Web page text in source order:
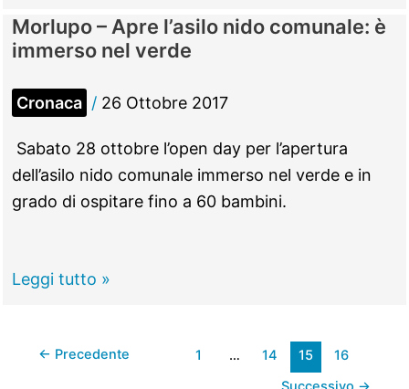
rincorre
una
donna:
terrore
a
Morlupo
Morlupo – Apre l’asilo nido comunale: è
immerso nel verde
Cronaca / 26 Ottobre 2017
Sabato 28 ottobre l’open day per l’apertura
dell’asilo nido comunale immerso nel verde e in
grado di ospitare fino a 60 bambini.
Morlupo
l’asilo
Leggi tutto »
← Precedente 1 … 14 15
16